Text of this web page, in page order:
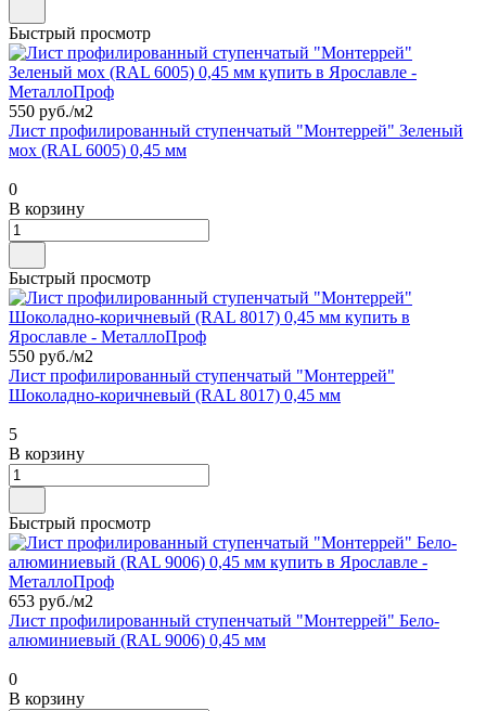
Быстрый просмотр
550 руб./м2
Лист профилированный ступенчатый "Монтеррей" Зеленый
мох (RAL 6005) 0,45 мм
0
В корзину
Быстрый просмотр
550 руб./м2
Лист профилированный ступенчатый "Монтеррей"
Шоколадно-коричневый (RAL 8017) 0,45 мм
5
В корзину
Быстрый просмотр
653 руб./м2
Лист профилированный ступенчатый "Монтеррей" Бело-
алюминиевый (RAL 9006) 0,45 мм
0
В корзину